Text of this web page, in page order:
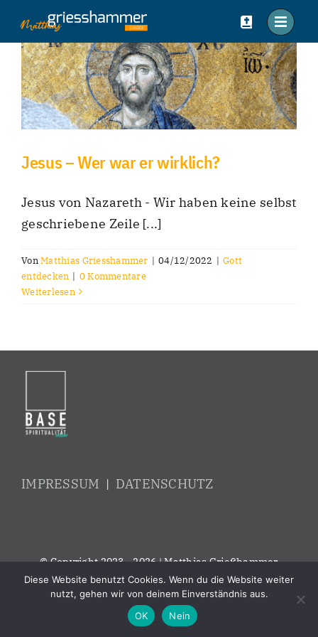
Inhalt
springen
Jesus – Wer war er wirklich?
Jesus von Nazareth - Wir haben keine selbst
geschriebene Zeile [...]
VonMatthias Griesshammer | 04/12/2022 | Gott
entdecken | 0 Kommentare
Weiterlesen
IMPRESSUM | DATENSCHUTZ
© Copyright 2023 - 2026 | Matthias Grießhammer
Diese Website benutzt Cookies. Wenn du die Website weiter
nutzt, gehen wir von deinem Einverständnis aus.
OK
Nein